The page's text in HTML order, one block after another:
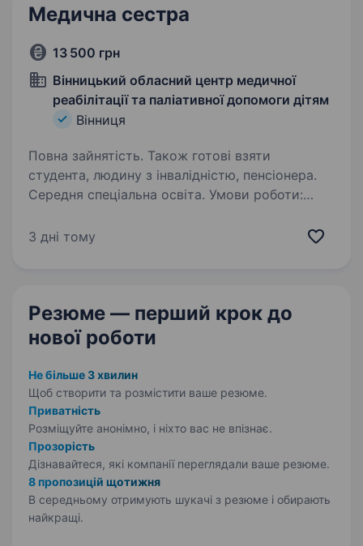
Медична сестра
13 500 грн
Вінницький обласний центр медичної
реабілітації та паліативної допомоги дітям
Вінниця
Повна зайнятість. Також готові взяти
студента, людину з інвалідністю, пенсіонера.
Середня спеціальна освіта. Умови роботи:
в Центрі реабілітації Більш детальна
3 дні тому
Резюме — перший крок до
нової роботи
Не більше 3 хвилин
Щоб створити та розмістити ваше резюме.
Приватність
Розміщуйте анонімно, і ніхто вас не впізнає.
Прозорість
Дізнавайтеся, які компанії переглядали ваше резюме.
8 пропозицій щотижня
В середньому отримують шукачі з резюме і обирають
найкращі.